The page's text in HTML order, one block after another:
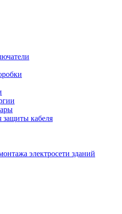
кабеля
электросети зданий